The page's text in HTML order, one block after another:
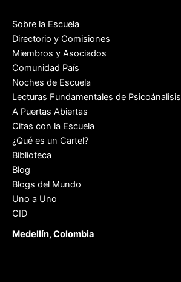
Sobre la Escuela
Directorio y Comisiones
Miembros y Asociados
Comunidad País
Noches de Escuela
Lecturas Fundamentales de Psicoánalisis
A Puertas Abiertas
Citas con la Escuela
¿Qué es un Cartel?
Biblioteca
Blog
Blogs del Mundo
Uno a Uno
CID
Medellín, Colombia